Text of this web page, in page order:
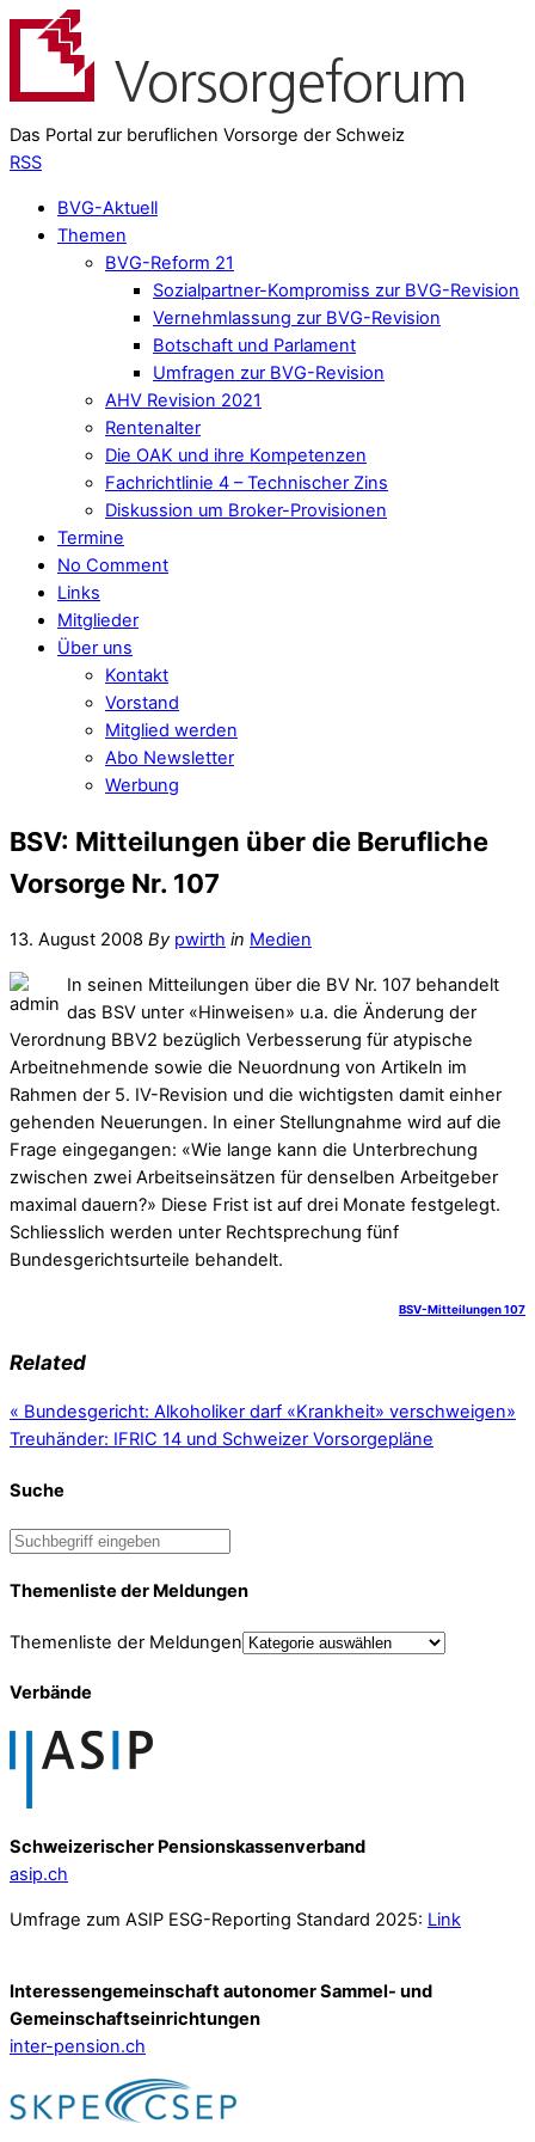
Das Portal zur beruflichen Vorsorge der Schweiz
RSS
BVG-Aktuell
Themen
BVG-Reform 21
Sozialpartner-Kompromiss zur BVG-Revision
Vernehmlassung zur BVG-Revision
Botschaft und Parlament
Umfragen zur BVG-Revision
AHV Revision 2021
Rentenalter
Die OAK und ihre Kompetenzen
Fachrichtlinie 4 – Technischer Zins
Diskussion um Broker-Provisionen
Termine
No Comment
Links
Mitglieder
Über uns
Kontakt
Vorstand
Mitglied werden
Abo Newsletter
Werbung
BSV: Mitteilungen über die Berufliche
Vorsorge Nr. 107
13. August 2008 By pwirth in Medien
In seinen Mitteilungen über die BV Nr. 107 behandelt
das BSV unter «Hinweisen» u.a. die Änderung der
Verordnung BBV2 bezüglich Verbesserung für atypische
Arbeitnehmende sowie die Neuordnung von Artikeln im
Rahmen der 5. IV-Revision und die wichtigsten damit einher
gehenden Neuerungen. In einer Stellungnahme wird auf die
Frage eingegangen: «Wie lange kann die Unterbrechung
zwischen zwei Arbeitseinsätzen für denselben Arbeitgeber
maximal dauern?» Diese Frist ist auf drei Monate festgelegt.
Schliesslich werden unter Rechtsprechung fünf
Bundesgerichtsurteile behandelt.
BSV-Mitteilungen 107
Related
« Bundesgericht: Alkoholiker darf «Krankheit» verschweigen»
Treuhänder: IFRIC 14 und Schweizer Vorsorgepläne
Suche
Themenliste der Meldungen
Themenliste der Meldungen
Verbände
Schweizerischer Pensionskassenverband
asip.ch
Umfrage zum ASIP ESG-Reporting Standard 2025: Link
Interessengemeinschaft autonomer Sammel- und
Gemeinschafts­einrichtungen
inter-pension.ch